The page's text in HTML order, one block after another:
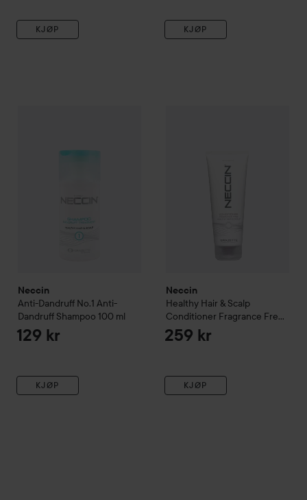
KJØP KJØP
Neccin
Anti-Dandruff No.1 Anti-
Dandruff Shampoo 100 ml
129 kr
KJØP
Neccin
Healthy Hair & Scalp
Conditioner Fragrance Free
200 ml
259 kr
KJØP